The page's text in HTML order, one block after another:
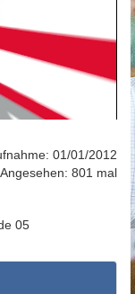
01/01/2012
Angesehen: 801 mal
05